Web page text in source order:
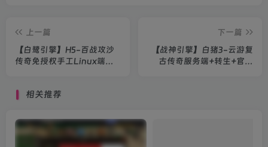
上一篇
【白鹭引擎】H5-百战攻沙
传奇免授权手工Linux端
下一篇
【战神引擎】白猪3-云游复
古传奇服务端+转生+官职
相关推荐